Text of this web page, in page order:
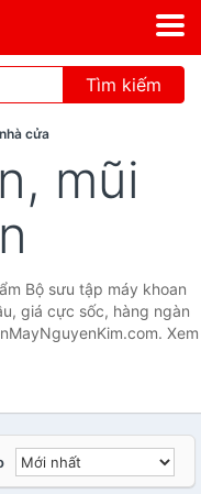
Tìm kiếm
cửa
mũi
Bộ sưu tập máy khoan
giá cực sốc, hàng ngàn
Xem